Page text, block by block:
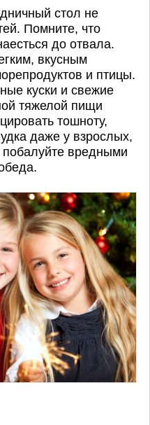
стол не
Помните, что
до отвала.
вкусным
и птицы.
куски и свежие
тяжелой пищи
тошноту,
даже у взрослых,
побалуйте вредными